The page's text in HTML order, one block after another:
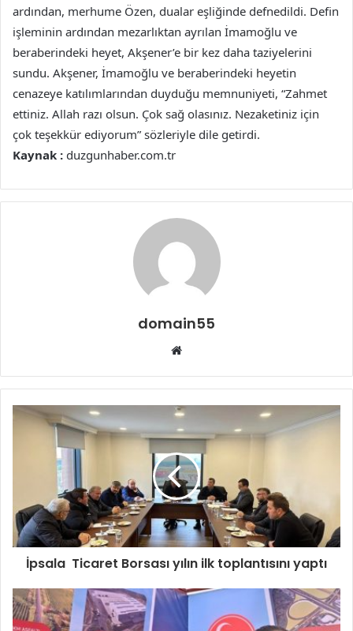
ardından, merhume Özen, dualar eşliğinde defnedildi. Defin
işleminin ardından mezarlıktan ayrılan İmamoğlu ve
beraberindeki heyet, Akşener’e bir kez daha taziyelerini
sundu. Akşener, İmamoğlu ve beraberindeki heyetin
cenazeye katılımlarından duyduğu memnuniyeti, “Zahmet
ettiniz. Allah razı olsun. Çok sağ olasınız. Nezaketiniz için
çok teşekkür ediyorum” sözleriyle dile getirdi.
Kaynak : duzgunhaber.com.tr
domain55
Web
İpsala Ticaret Borsası yılın ilk toplantısını yaptı